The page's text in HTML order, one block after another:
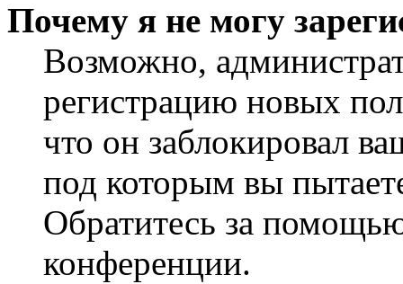
Почему я не могу
Возможно,
регистрацию новых
что он заблокировал
под которым вы
Обратитесь за
конференции.